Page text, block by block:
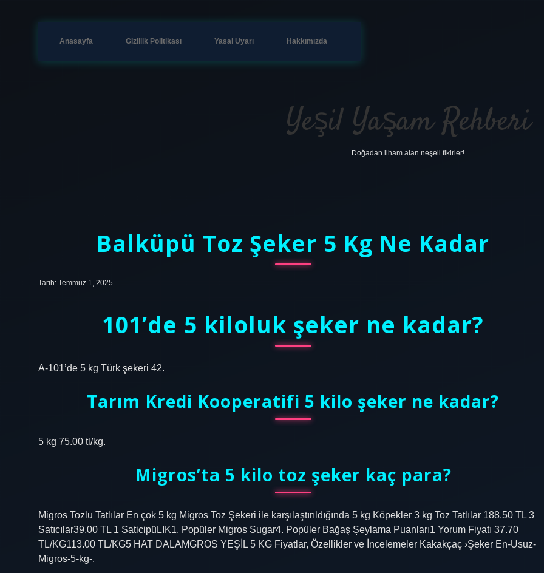
Anasayfa Gizlilik Politikası Yasal Uyarı Hakkımızda
Yeşil Yaşam Rehberi
Doğadan ilham alan neşeli fikirler!
Balküpü Toz Şeker 5 Kg Ne Kadar
Tarih: Temmuz 1, 2025
101’de 5 kiloluk şeker ne kadar?
A-101’de 5 kg Türk şekeri 42.
Tarım Kredi Kooperatifi 5 kilo şeker ne kadar?
5 kg 75.00 tl/kg.
Migros’ta 5 kilo toz şeker kaç para?
Migros Tozlu Tatlılar En çok 5 kg Migros Toz Şekeri ile karşılaştırıldığında 5 kg Köpekler 3 kg Toz Tatlılar 188.50 TL 3
Satıcılar39.00 TL 1 SaticipüLIK1. Popüler Migros Sugar4. Popüler Bağaş Şeylama Puanları1 Yorum Fiyatı 37.70
TL/KG113.00 TL/KG5 HAT DALAMGROS YEŞİL 5 KG Fiyatlar, Özellikler ve İncelemeler Kakakçaç ›Şeker En-Usuz-
Migros-5-kg-.